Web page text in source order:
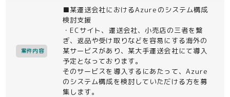
案件内容
■某運送会社におけるAzureのシステム構成
検討支援
・ECサイト、運送会社、小売店の三者を繋
ぎ、返品や受け取りなどを容易にする海外の
某サービスがあり、某大手運送会社にて導入
予定となっております。
そのサービスを導入するにあたって、Azure
のシステム構成を検討していただける方を募
集します。